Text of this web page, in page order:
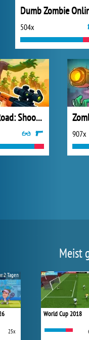
Dumb Zombie
504x
Zombie Road: Shooter with Destruction
907x
25x
2 Tagen
Meist
World Cup 2018